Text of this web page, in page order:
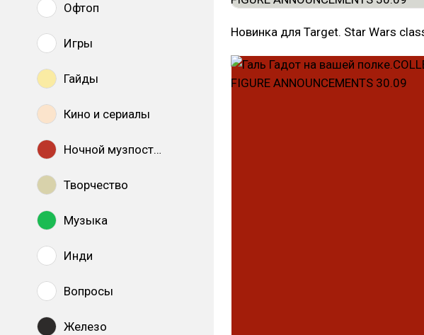
Офтоп
Игры
Гайды
Кино и сериалы
Ночной музпостинг
Творчество
Музыка
Инди
Вопросы
Железо
Новинка для Target. Star Wars